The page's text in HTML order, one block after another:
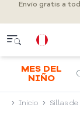
Envío gratis a
MES DEL
NIÑO
Inicio Sillas de